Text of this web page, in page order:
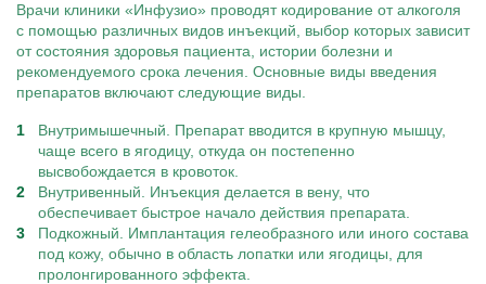
Врачи клиники «Инфузио» проводят кодирование от алкоголя
с помощью различных видов инъекций, выбор которых зависит
от состояния здоровья пациента, истории болезни и
рекомендуемого срока лечения. Основные виды введения
препаратов включают следующие виды.
Внутримышечный. Препарат вводится в крупную мышцу,
чаще всего в ягодицу, откуда он постепенно
высвобождается в кровоток.
Внутривенный. Инъекция делается в вену, что
обеспечивает быстрое начало действия препарата.
Подкожный. Имплантация гелеобразного или иного состава
под кожу, обычно в область лопатки или ягодицы, для
пролонгированного эффекта.